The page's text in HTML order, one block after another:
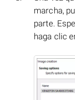
marcha,
parte.
haga clic